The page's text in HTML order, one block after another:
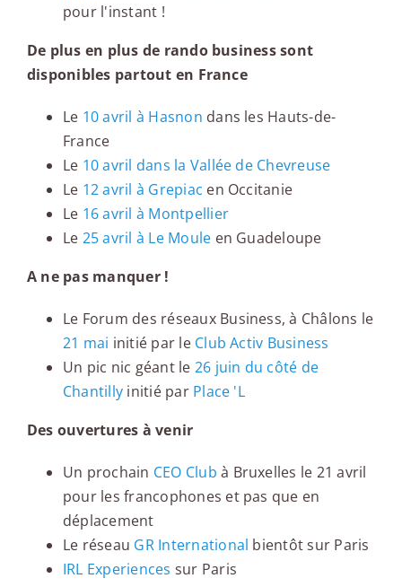
pour l'instant !
De plus en plus de rando business sont
disponibles partout en France
Le 10 avril à Hasnon dans les Hauts-de-
France
Le 10 avril dans la Vallée de Chevreuse
Le 12 avril à Grepiac en Occitanie
Le 16 avril à Montpellier
Le 25 avril à Le Moule en Guadeloupe
A ne pas manquer !
Le Forum des réseaux Business, à Châlons le
21 mai initié par le Club Activ Business
Un pic nic géant le 26 juin du côté de
Chantilly initié par Place 'L
Des ouvertures à venir
Un prochain CEO Club à Bruxelles le 21 avril
pour les francophones et pas que en
déplacement
Le réseau GR International bientôt sur Paris
IRL Experiences sur Paris